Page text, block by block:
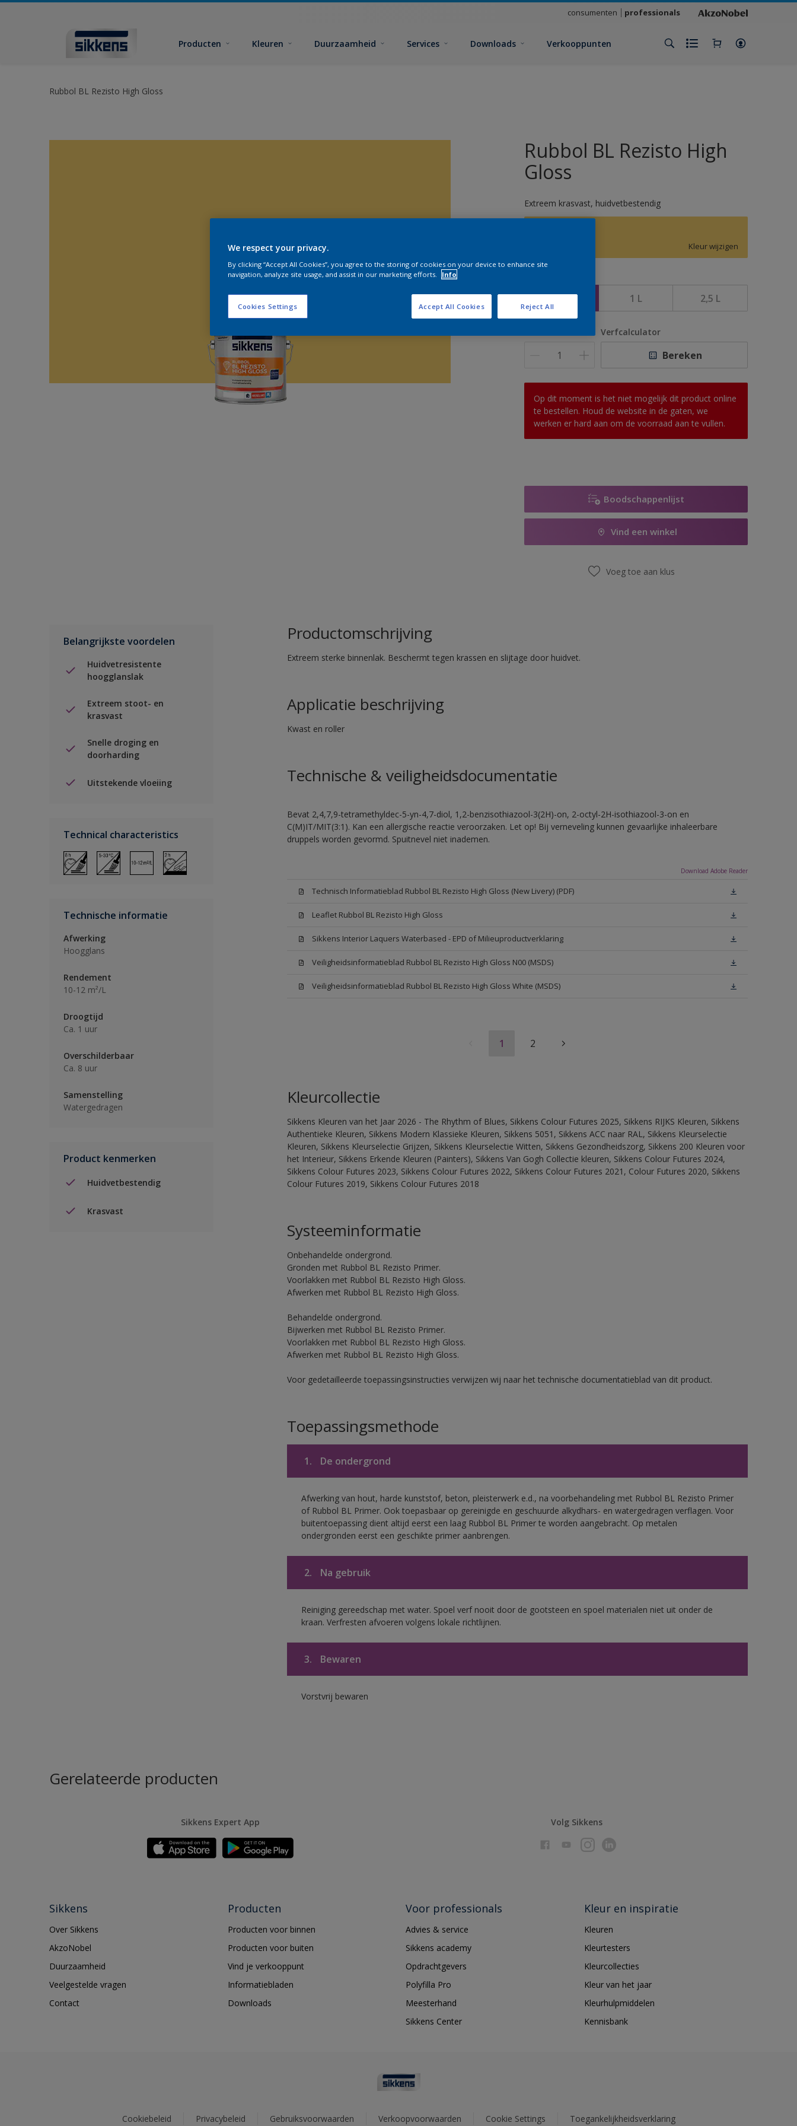
consumenten professionals
Producten Kleuren Duurzaamheid Services Downloads Verkooppunten
Rubbol BL Rezisto High Gloss
Rubbol BL Rezisto High
Gloss
Extreem krasvast, huidvetbestendig
Kleur wijzigen
500 ML 1 L 2,5 L
Verfcalculator
Bereken
Op dit moment is het niet mogelijk dit product online
te bestellen. Houd de website in de gaten, we
werken er hard aan om de voorraad aan te vullen.
Boodschappenlijst
Vind een winkel
Voeg toe aan klus
Belangrijkste voordelen
Huidvetresistente
hoogglanslak
Extreem stoot- en
krasvast
Snelle droging en
doorharding
Uitstekende vloeiing
Technical characteristics
Technische informatie
Afwerking
Hoogglans
Rendement
10-12 m²/L
Droogtijd
Ca. 1 uur
Overschilderbaar
Ca. 8 uur
Samenstelling
Watergedragen
Product kenmerken
Huidvetbestendig
Krasvast
Productomschrijving
Extreem sterke binnenlak. Beschermt tegen krassen en slijtage door huidvet.
Applicatie beschrijving
Kwast en roller
Technische & veiligheidsdocumentatie
Bevat 2,4,7,9-tetramethyldec-5-yn-4,7-diol, 1,2-benzisothiazool-3(2H)-on, 2-octyl-2H-isothiazool-3-on en
C(M)IT/MIT(3:1). Kan een allergische reactie veroorzaken. Let op! Bij verneveling kunnen gevaarlijke inhaleerbare
druppels worden gevormd. Spuitnevel niet inademen.
Download Adobe Reader
Technisch Informatieblad Rubbol BL Rezisto High Gloss (New Livery) (PDF)
Leaflet Rubbol BL Rezisto High Gloss
Sikkens Interior Laquers Waterbased - EPD of Milieuproductverklaring
Veiligheidsinformatieblad Rubbol BL Rezisto High Gloss N00 (MSDS)
Veiligheidsinformatieblad Rubbol BL Rezisto High Gloss White (MSDS)
1 2
Kleurcollectie
Sikkens Kleuren van het Jaar 2026 - The Rhythm of Blues, Sikkens Colour Futures 2025, Sikkens RIJKS Kleuren, Sikkens
Authentieke Kleuren, Sikkens Modern Klassieke Kleuren, Sikkens 5051, Sikkens ACC naar RAL, Sikkens Kleurselectie
Kleuren, Sikkens Kleurselectie Grijzen, Sikkens Kleurselectie Witten, Sikkens Gezondheidszorg, Sikkens 200 Kleuren voor
het Interieur, Sikkens Erkende Kleuren (Painters), Sikkens Van Gogh Collectie kleuren, Sikkens Colour Futures 2024,
Sikkens Colour Futures 2023, Sikkens Colour Futures 2022, Sikkens Colour Futures 2021, Colour Futures 2020, Sikkens
Colour Futures 2019, Sikkens Colour Futures 2018
Systeeminformatie
Onbehandelde ondergrond.
Gronden met Rubbol BL Rezisto Primer.
Voorlakken met Rubbol BL Rezisto High Gloss.
Afwerken met Rubbol BL Rezisto High Gloss.
Behandelde ondergrond.
Bijwerken met Rubbol BL Rezisto Primer.
Voorlakken met Rubbol BL Rezisto High Gloss.
Afwerken met Rubbol BL Rezisto High Gloss.
Voor gedetailleerde toepassingsinstructies verwijzen wij naar het technische documentatieblad van dit product.
Toepassingsmethode
1. De ondergrond
Afwerking van hout, harde kunststof, beton, pleisterwerk e.d., na voorbehandeling met Rubbol BL Rezisto Primer
of Rubbol BL Primer. Ook toepasbaar op gereinigde en geschuurde alkydhars- en watergedragen verflagen. Voor
buitentoepassing dient altijd eerst een laag Rubbol BL Primer te worden aangebracht. Op metalen
ondergronden eerst een geschikte primer aanbrengen.
2. Na gebruik
Reiniging gereedschap met water. Spoel verf nooit door de gootsteen en spoel materialen niet uit onder de
kraan. Verfresten afvoeren volgens lokale richtlijnen.
3. Bewaren
Vorstvrij bewaren
Gerelateerde producten
Sikkens Expert App Volg Sikkens
Sikkens
Over Sikkens
AkzoNobel
Duurzaamheid
Veelgestelde vragen
Contact
Producten
Producten voor binnen
Producten voor buiten
Vind je verkooppunt
Informatiebladen
Downloads
Voor professionals
Advies & service
Sikkens academy
Opdrachtgevers
Polyfilla Pro
Meesterhand
Sikkens Center
Kleur en inspiratie
Kleuren
Kleurtesters
Kleurcollecties
Kleur van het jaar
Kleurhulpmiddelen
Kennisbank
Cookiebeleid Privacybeleid Gebruiksvoorwaarden Verkoopvoorwaarden Cookie Settings Toegankelijkheidsverklaring
We respect your privacy.
By clicking “Accept All Cookies”, you agree to the storing of cookies on your device to enhance site
navigation, analyze site usage, and assist in our marketing efforts.
Info
Cookies Settings Reject All
Accept All Cookies